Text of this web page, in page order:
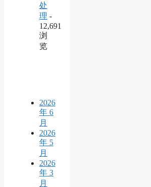
处
理 -
12,691
浏
览
2026
年 6
月
2026
年 5
月
2026
年 3
月